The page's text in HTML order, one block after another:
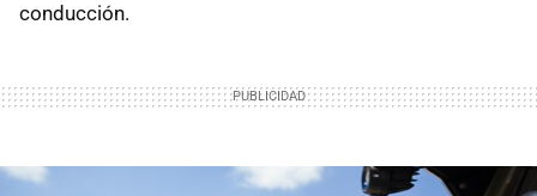
conducción.